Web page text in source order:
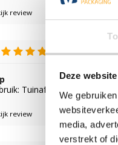
Deze
We
media,
verstrekt of
review
Koen
Tuinafval
review